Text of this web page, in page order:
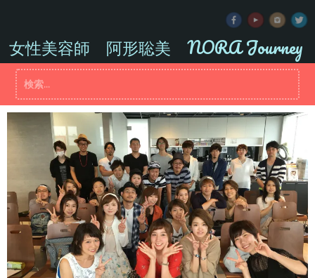
ツ
キ
ッ
プ
女性美容師 阿形聡美 NORA Journey